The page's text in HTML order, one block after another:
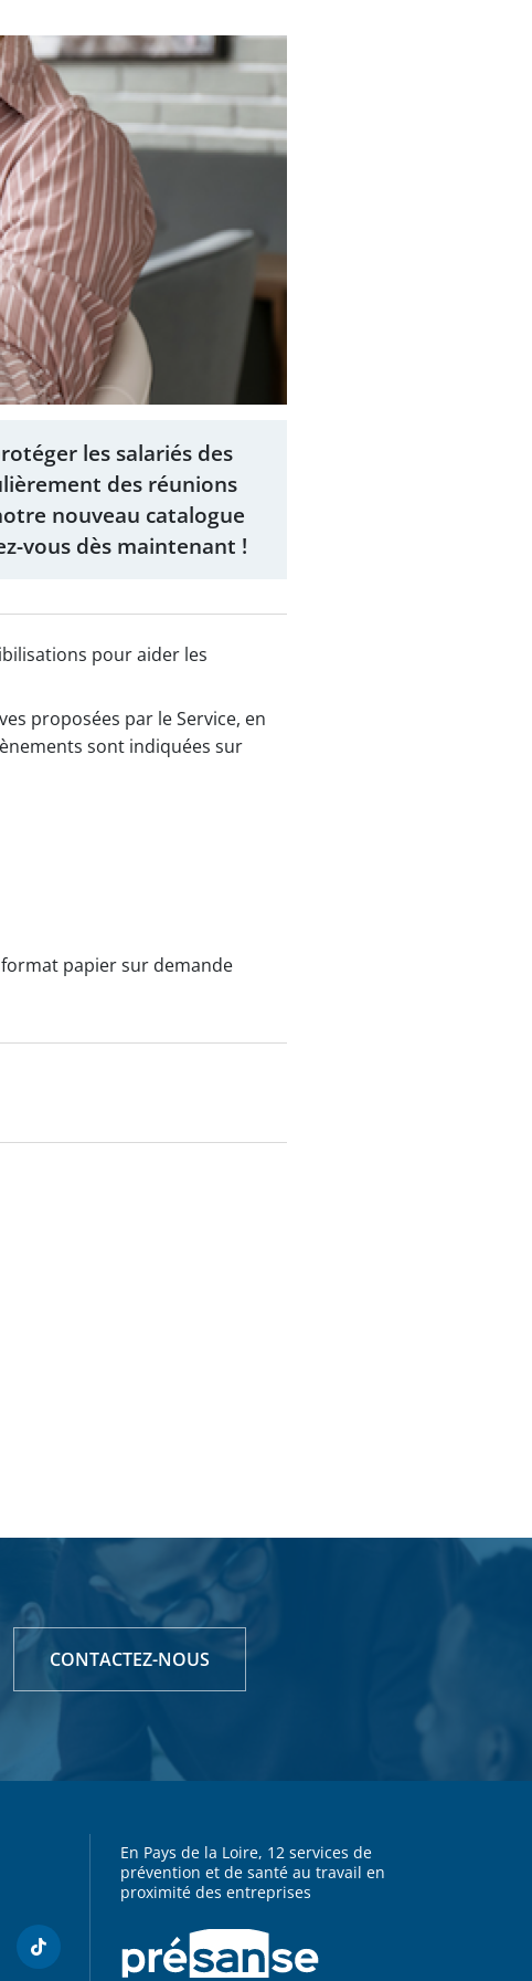
les salariés des
des réunions
nouveau catalogue
vous dès maintenant !
pour aider les
proposées par le Service, en
sont indiquées sur
papier sur demande
CONTACTEZ-NOUS
En Pays de la Loire, 12 services de
prévention et de santé au travail en
proximité des entreprises